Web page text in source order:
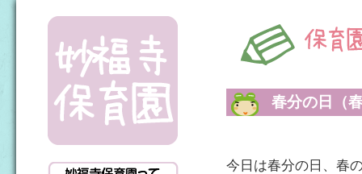
春分の日（
今日は春分の日、春